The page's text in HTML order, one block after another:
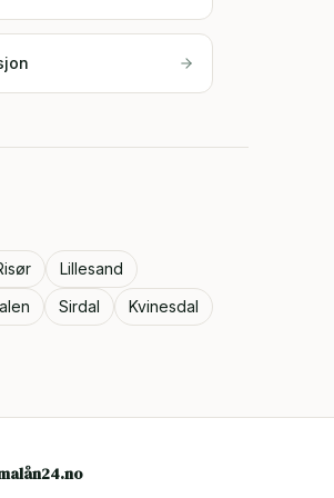
Lillesand
Sirdal
Kvinesdal